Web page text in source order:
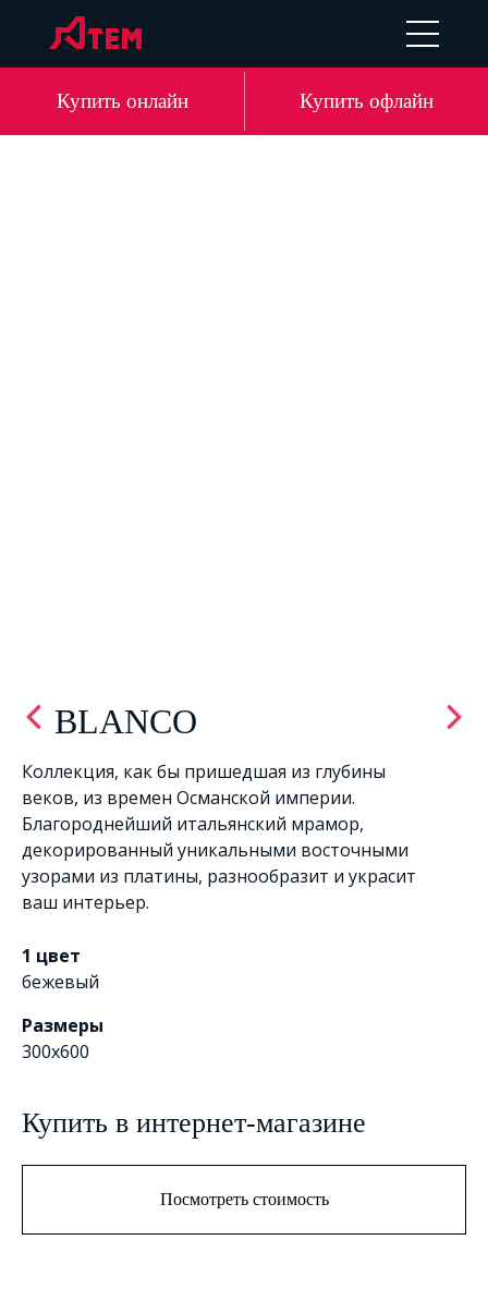
DE LV
Купить онлайн Купить офлайн
BLANCO
Коллекция, как бы пришедшая из глубины
веков, из времен Османской империи.
Благороднейший итальянский мрамор,
декорированный уникальными восточными
узорами из платины, разнообразит и украсит
ваш интерьер.
1 цвет
бежевый
Размеры
300x600
Купить в интернет-магазине
Посмотреть стоимость